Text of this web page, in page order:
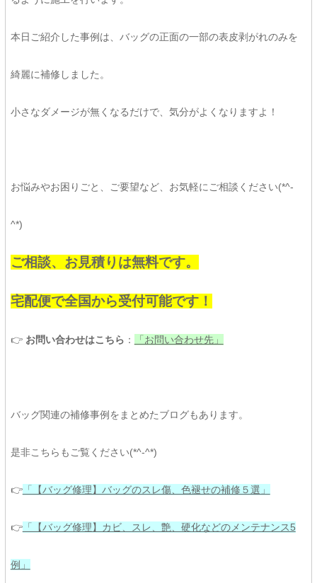
本日ご紹介した事例は、バッグの正面の一部の表皮剥がれのみを
綺麗に補修しました。
小さなダメージが無くなるだけで、気分がよくなりますよ！
お悩みやお困りごと、ご要望など、お気軽にご相談ください(*^-
^*)
ご相談、お見積りは無料です。
宅配便で全国から受付可能です！
👉 お問い合わせはこちら ： 「お問い合わせ先」
バッグ関連の補修事例をまとめたブログもあります。
是非こちらもご覧ください(*^-^*)
👉「【バッグ修理】バッグのスレ傷、色褪せの補修５選」
👉「【バッグ修理】カビ、スレ、艶、硬化などのメンテナンス5
例」